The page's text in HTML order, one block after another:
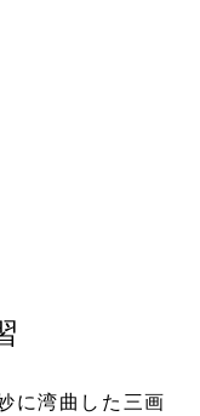
に湾曲した三画